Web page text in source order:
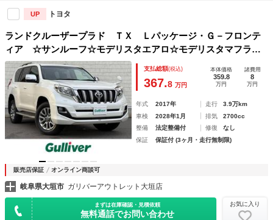
UP トヨタ
ランドクルーザープラド ＴＸ Ｌパッケージ・Ｇ－フロンテ
ィア ☆サンルーフ☆モデリスタエアロ☆モデリスタマフラー
☆ＬＥＤヘッドライト☆純正ナビ（フルセグ／Ｂｔ／ＣＤ／Ｓ
Ｄ）☆茶革シート☆シートヒーター☆純正１８インチアルミホ
イール☆ビルトインＥＴＣ☆純正ドラレコ
支払総額(税込)
367.8 万円
本体価格
359.8
万円
諸費用
8
万円
年式 2017年 走行
3.9万km
車検
2028年1月 排気
2700cc
整備
法定整備付 修復
なし
保証
保証付 (3ヶ月・走行無制限)
販売店保証 オンライン商談可
岐阜県大垣市 ガリバーアウトレット大垣店
まずは在庫確認・見積依頼
無料通話でお問い合わせ
お気に入り